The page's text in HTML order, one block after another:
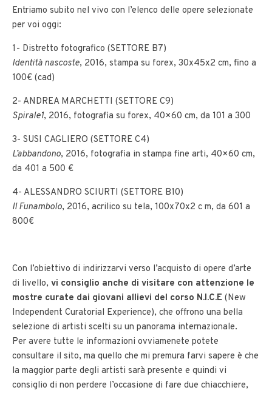
Entriamo subito nel vivo con l’elenco delle opere selezionate
per voi oggi:
1- Distretto fotografico (SETTORE B7)
Identità nascoste, 2016, stampa su forex, 30x45x2 cm, fino a
100€ (cad)
2- ANDREA MARCHETTI (SETTORE C9)
Spirale1, 2016, fotografia su forex, 40×60 cm, da 101 a 300
3- SUSI CAGLIERO (SETTORE C4)
L’abbandono, 2016, fotografia in stampa fine arti, 40×60 cm,
da 401 a 500 €
4- ALESSANDRO SCIURTI (SETTORE B10)
Il Funambolo, 2016, acrilico su tela, 100x70x2 c m, da 601 a
800€
Con l’obiettivo di indirizzarvi verso l’acquisto di opere d’arte
di livello, vi consiglio anche di visitare con attenzione le
mostre curate dai giovani allievi del corso N.I.C.E (New
Independent Curatorial Experience), che offrono una bella
selezione di artisti scelti su un panorama internazionale.
Per avere tutte le informazioni ovviamenete potete
consultare il sito, ma quello che mi premura farvi sapere è che
la maggior parte degli artisti sarà presente e quindi vi
consiglio di non perdere l’occasione di fare due chiacchiere,